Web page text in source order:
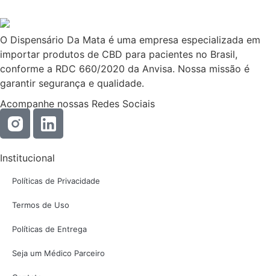
O Dispensário Da Mata é uma empresa especializada em
importar produtos de CBD para pacientes no Brasil,
conforme a RDC 660/2020 da Anvisa. Nossa missão é
garantir segurança e qualidade.
Acompanhe nossas Redes Sociais
Institucional
Políticas de Privacidade
Termos de Uso
Políticas de Entrega
Seja um Médico Parceiro